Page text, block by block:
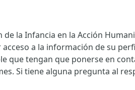
la Infancia en la Acción
a la información de su
que tengan que ponerse en
Si tiene alguna pregunta al